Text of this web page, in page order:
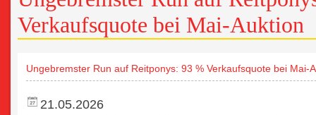
Verkaufsquote bei Mai-Auktion
Ungebremster Run auf Reitponys: 93 % Verkaufsquote bei Mai-
21.05.2026